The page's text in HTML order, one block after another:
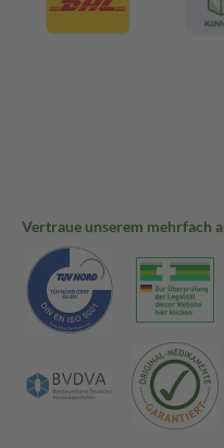
Vertraue unserem mehrfach